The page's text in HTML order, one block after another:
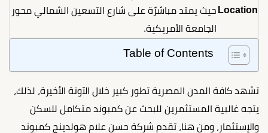
Location حيث يمتد مباشرًة على شارع التسعين الشمالي محور
الجامعة الأمريكية.
Table of Contents
تشهد كافة المدن المصرية تطور كبير خلال الآونة الأخيرة، لذلك،
يتجه غالبية المستثمرين للبحث عن كمبوند متكامل للسكن
والإستثمار، ومن هنا، تقدم شركة حسن علام هولدينج كمبوند